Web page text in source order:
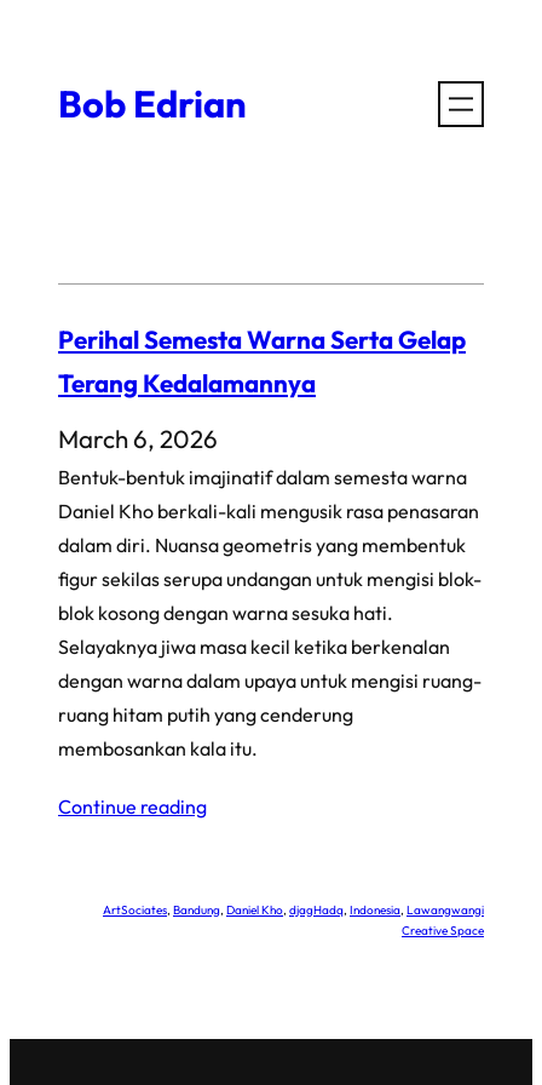
contentBob Edrian
Perihal Semesta Warna Serta Gelap
Terang Kedalamannya
March 6, 2026
Bentuk-bentuk imajinatif dalam semesta warna
Daniel Kho berkali-kali mengusik rasa penasaran
dalam diri. Nuansa geometris yang membentuk
figur sekilas serupa undangan untuk mengisi blok-
blok kosong dengan warna sesuka hati.
Selayaknya jiwa masa kecil ketika berkenalan
dengan warna dalam upaya untuk mengisi ruang-
ruang hitam putih yang cenderung
membosankan kala itu.
Continue reading
ArtSociates, Bandung, Daniel Kho, djagHadq, Indonesia, Lawangwangi
Creative Space